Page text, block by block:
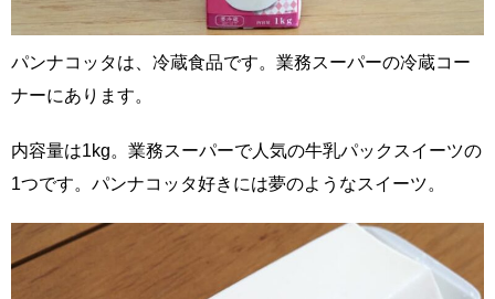
パンナコッタは、冷蔵食品です。業務スーパーの冷蔵コー
ナーにあります。
内容量は1kg。業務スーパーで人気の牛乳パックスイーツの
1つです。パンナコッタ好きには夢のようなスイーツ。